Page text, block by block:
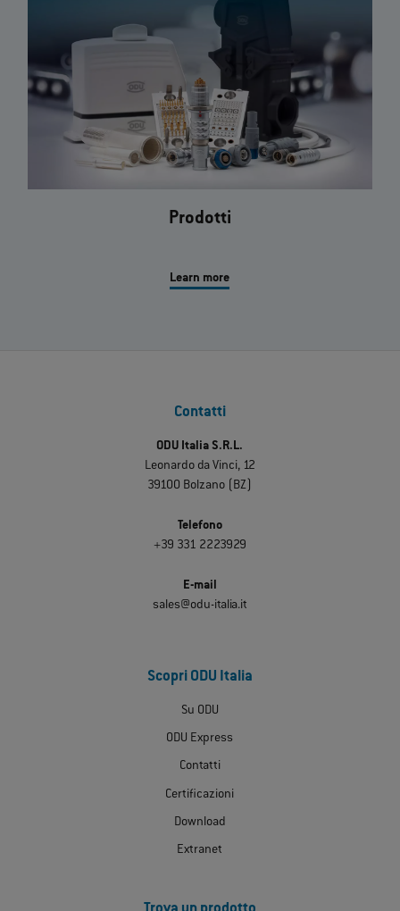
Prodotti
Learn more
Contatti
ODU Italia S.R.L.
Leonardo da Vinci, 12
39100 Bolzano (BZ)
Telefono
+39 331 2223929
E-mail
sales@odu-italia.it
Scopri ODU Italia
Su ODU
ODU Express
Contatti
Certificazioni
Download
Extranet